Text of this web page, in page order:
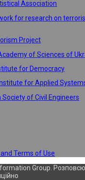
Association
for research on
Project
of Sciences of
for Democracy
for Applied
of Civil Engineers
Terms of Use
Group.